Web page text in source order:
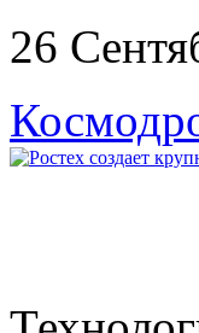
26